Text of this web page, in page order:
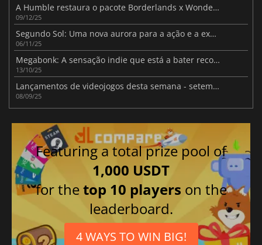
A Humble restaura o pacote Borderlands x Wonderlands para um regresso limitado de 3 dias
09/12/25
Segundo Sol: Uma nova aurora para a ação e a exploração
06/11/25
Megabonk: A sensação indie que está a bater recordes
13/10/25
Lançamentos de videojogos desta semana - setembro de 2025 (Semana 37)
08/09/25
Featuring a total prize pool of
1,000 USDT
for thetop 10 players on the
leaderboard.
4 WAYS TO WIN BIG!